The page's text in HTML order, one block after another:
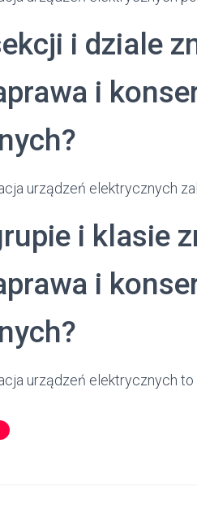
i dziale
i
urządzeń elektrycznych
i klasie
i
urządzeń elektrycznych to